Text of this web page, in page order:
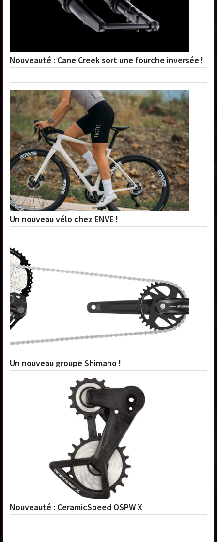
Nouveauté : Cane Creek sort une fourche inversée !
Un nouveau vélo chez ENVE !
Un nouveau groupe Shimano !
Nouveauté : CeramicSpeed OSPW X